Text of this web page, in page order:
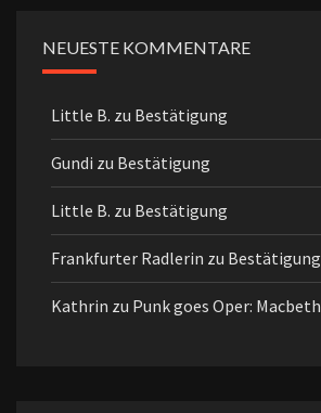
NEUESTE KOMMENTARE
Little B. zu Bestätigung
Gundi zu Bestätigung
Little B. zu Bestätigung
Frankfurter Radlerin zu Bestätigung
Kathrin zu Punk goes Oper: Macbeth